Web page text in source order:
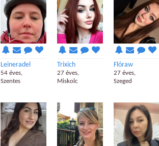
Leineradel
54 éves,
Szentes
Trixich
27 éves,
Miskolc
Flóraw
27 éves,
Szeged